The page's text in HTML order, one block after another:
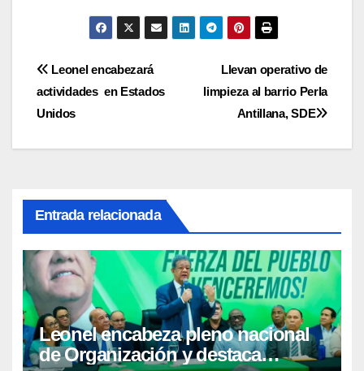
Navegación
de
Llevan operativo de
limpieza al barrio Perla
Antillana, SDE
Leonel encabezará
actividades en Estados
Unidos
Entrada relacionada
Leonel encabeza pleno nacional
de Organización y destaca